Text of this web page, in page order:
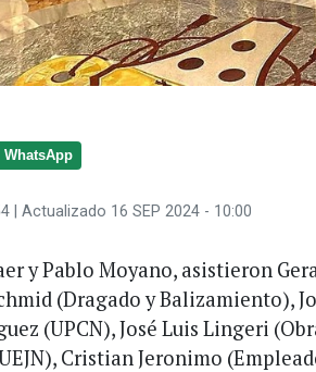
WhatsApp
| Actualizado 16 SEP 2024 - 10:00
y Pablo Moyano, asistieron
(Dragado y Balizamiento),
(UPCN), José Luis Lingeri
Cristian Jeronimo